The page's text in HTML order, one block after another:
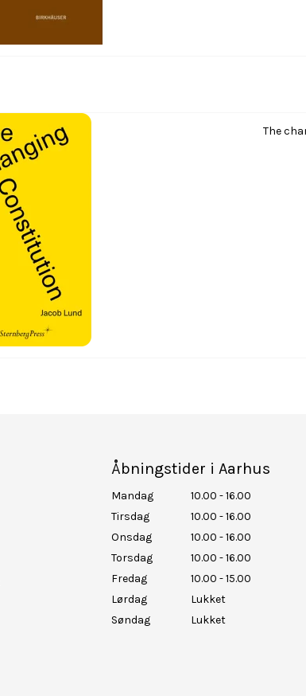
The
Åbningstider i Aarhus
Mandag
10.00 - 16.00
Tirsdag
10.00 - 16.00
Onsdag
10.00 - 16.00
Torsdag
10.00 - 16.00
Fredag
10.00 - 15.00
Lørdag
Lukket
Søndag
Lukket